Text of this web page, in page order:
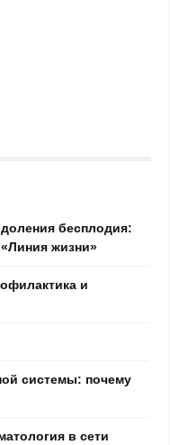
бесплодия:
жизни»
и
системы: почему
в сети